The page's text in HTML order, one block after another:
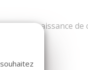
en connaissance de